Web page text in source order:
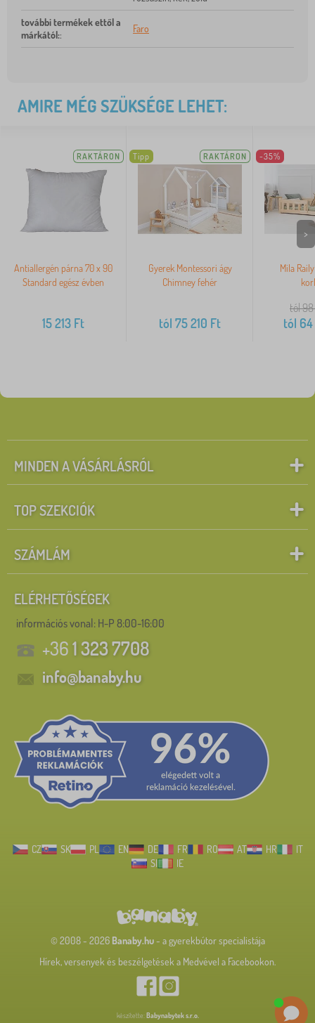
további termékek ettől a
márkától::
Faro
AMIRE MÉG SZÜKSÉGE LEHET:
RAKTÁRON
Antiallergén párna 70 x 90
Standard egész évben
15 213 Ft
Tipp RAKTÁRON
Gyerek Montessori ágy
Chimney fehér
tól 75 210 Ft
-35%
Mila
tól
tól
>
MINDEN A VÁSÁRLÁSRÓL
TOP SZEKCIÓK
SZÁMLÁM
ELÉRHETŐSÉGEK
információs vonal: H-P 8:00-16:00
+361 323 7708
info@banaby.hu
CZ SK PL EN DE FR RO AT HR
IT
SI
IE
© 2008 - 2026 Banaby.hu- a gyerekbútor specialistája
Hírek, versenyek és beszélgetések a Medvével a Facebookon.
készítette: Babynabytek s.r.o.